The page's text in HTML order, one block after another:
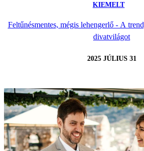
KIEMELT
Feltűnésmentes, mégis lehengerlő - A
divatvilágot
2025 JÚLIUS 31